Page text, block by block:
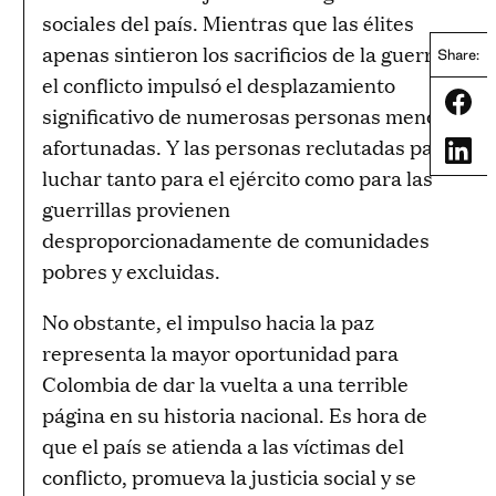
Share:
sociales del país. Mientras que las élites
apenas sintieron los sacrificios de la guerra,
el conflicto impulsó el desplazamiento
significativo de numerosas personas menos
afortunadas. Y las personas reclutadas para
luchar tanto para el ejército como para las
guerrillas provienen
desproporcionadamente de comunidades
pobres y excluidas.
No obstante, el impulso hacia la paz
representa la mayor oportunidad para
Colombia de dar la vuelta a una terrible
página en su historia nacional. Es hora de
que el país se atienda a las víctimas del
conflicto, promueva la justicia social y se